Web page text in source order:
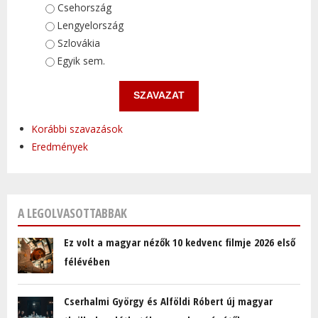
Választások
Csehország
Lengyelország
Szlovákia
Egyik sem.
Korábbi szavazások
Eredmények
A LEGOLVASOTTABBAK
Ez volt a magyar nézők 10 kedvenc filmje 2026 első
félévében
Cserhalmi György és Alföldi Róbert új magyar